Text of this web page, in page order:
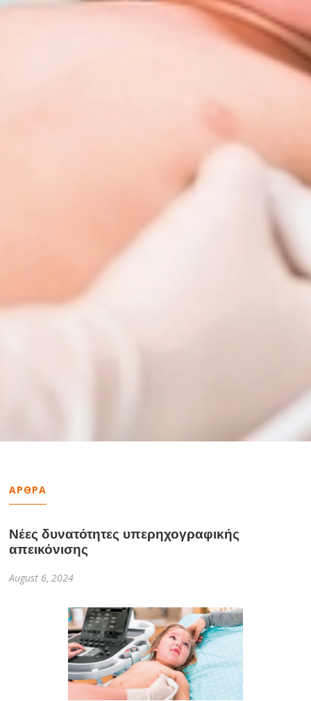
ΑΡΘΡΑ
Νέες δυνατότητες υπερηχογραφικής
απεικόνισης
August 6, 2024